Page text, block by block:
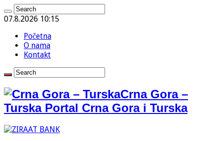
07.8.2026 10:15
Početna
O nama
Kontakt
Crna Gora –
Turska Portal Crna Gora i Turska